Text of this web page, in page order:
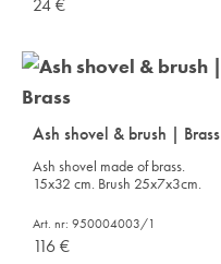
24€
Ash shovel & brush | Brass
Ash shovel made of brass.
15x32 cm. Brush 25x7x3cm.
Art. nr: 950004003/1
116€